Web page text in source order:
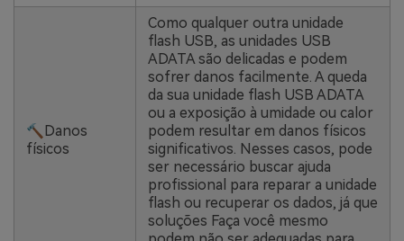
🔨Danos
físicos
Como qualquer outra unidade
flash USB, as unidades USB
ADATA são delicadas e podem
sofrer danos facilmente. A queda
da sua unidade flash USB ADATA
ou a exposição à umidade ou calor
podem resultar em danos físicos
significativos. Nesses casos, pode
ser necessário buscar ajuda
profissional para reparar a unidade
flash ou recuperar os dados, já que
soluções Faça você mesmo